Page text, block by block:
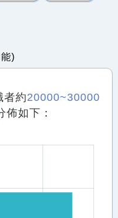
)
者約20000~30000
佈如下：